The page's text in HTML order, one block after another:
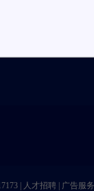
人才招聘
广告服务